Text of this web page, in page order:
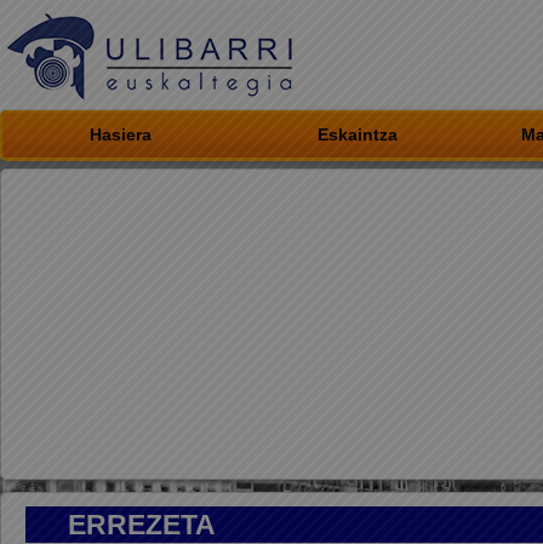
Hasiera Eskaintza
ERREZETA